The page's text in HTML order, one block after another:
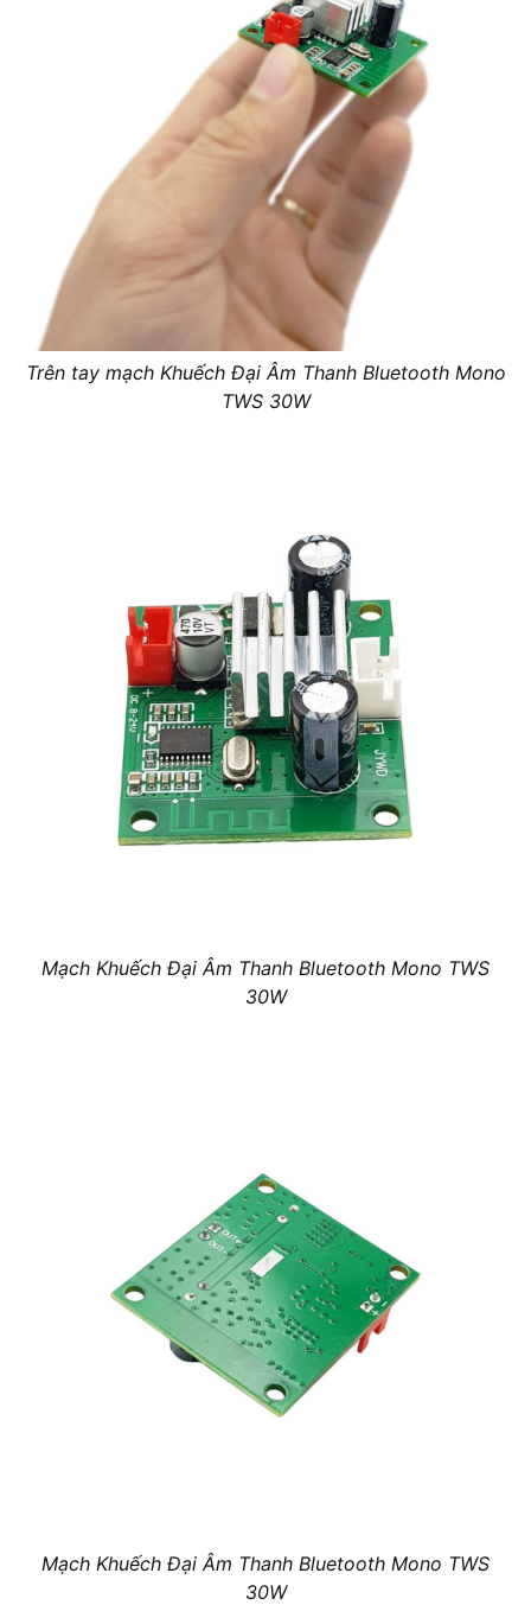
Trên tay mạch Khuếch Đại Âm Thanh Bluetooth Mono
TWS 30W
Mạch Khuếch Đại Âm Thanh Bluetooth Mono TWS
30W
Mạch Khuếch Đại Âm Thanh Bluetooth Mono TWS
30W